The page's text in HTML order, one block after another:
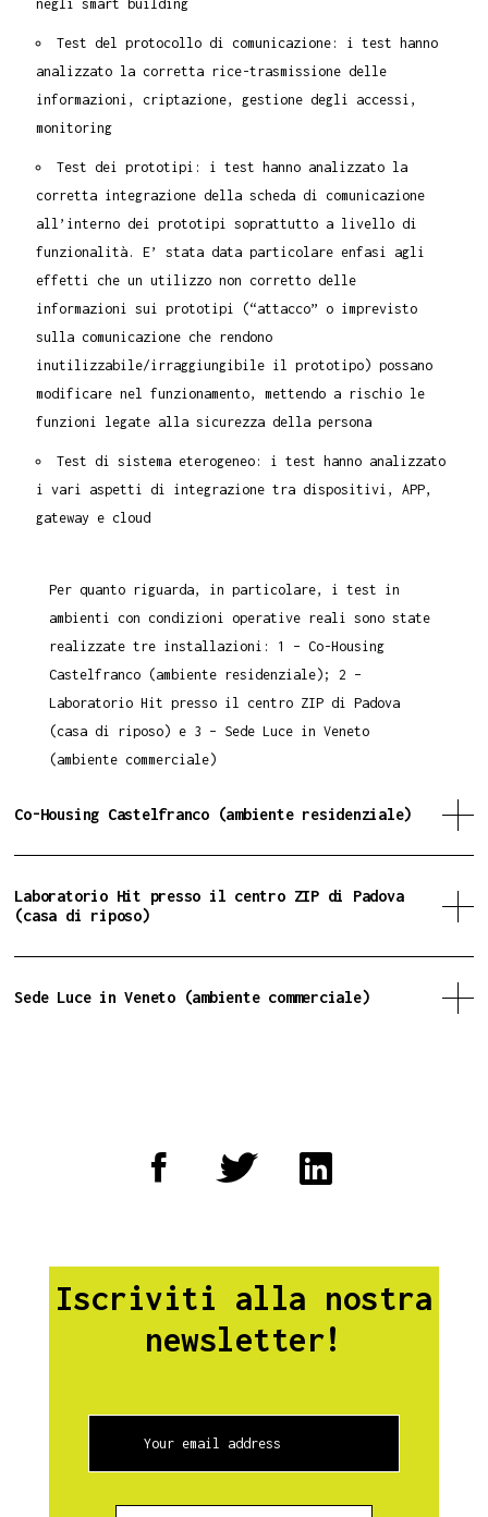
negli smart building
Test del protocollo di comunicazione: i test hanno
analizzato la corretta rice-trasmissione delle
informazioni, criptazione, gestione degli accessi,
monitoring
Test dei prototipi: i test hanno analizzato la
corretta integrazione della scheda di comunicazione
all’interno dei prototipi soprattutto a livello di
funzionalità. E’ stata data particolare enfasi agli
effetti che un utilizzo non corretto delle
informazioni sui prototipi (“attacco” o imprevisto
sulla comunicazione che rendono
inutilizzabile/irraggiungibile il prototipo) possano
modificare nel funzionamento, mettendo a rischio le
funzioni legate alla sicurezza della persona
Test di sistema eterogeneo: i test hanno analizzato
i vari aspetti di integrazione tra dispositivi, APP,
gateway e cloud
Per quanto riguarda, in particolare, i test in
ambienti con condizioni operative reali sono state
realizzate tre installazioni: 1 – Co-Housing
Castelfranco (ambiente residenziale); 2 –
Laboratorio Hit presso il centro ZIP di Padova
(casa di riposo) e 3 – Sede Luce in Veneto
(ambiente commerciale)
Co-Housing Castelfranco (ambiente residenziale)
Laboratorio Hit presso il centro ZIP di Padova
(casa di riposo)
Sede Luce in Veneto (ambiente commerciale)
Iscriviti alla nostra
newsletter!